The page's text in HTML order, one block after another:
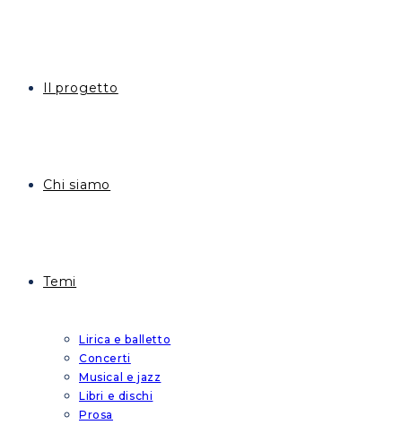
Il progetto
Chi siamo
Temi
Lirica e balletto
Concerti
Musical e jazz
Libri e dischi
Prosa